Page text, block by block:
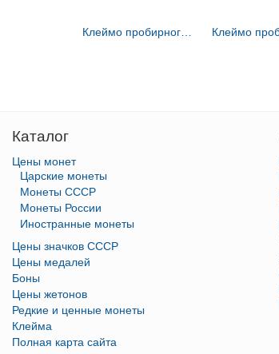
Каталог
Цены монет
Царские монеты
Монеты СССР
Монеты России
Иностранные монеты
Цены значков СССР
Цены медалей
Боны
Цены жетонов
Редкие и ценные монеты
Клейма
Полная карта сайта